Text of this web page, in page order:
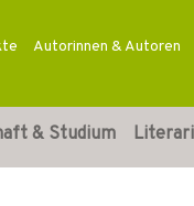
Autorinnen & Autoren
& Studium